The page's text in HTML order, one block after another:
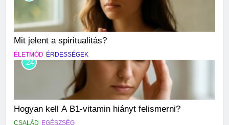
Mit jelent a spiritualitás?
ÉLETMÓD ÉRDESSÉGEK
24
Hogyan kell A B1-vitamin hiányt felismerni?
CSALÁD EGÉSZSÉG